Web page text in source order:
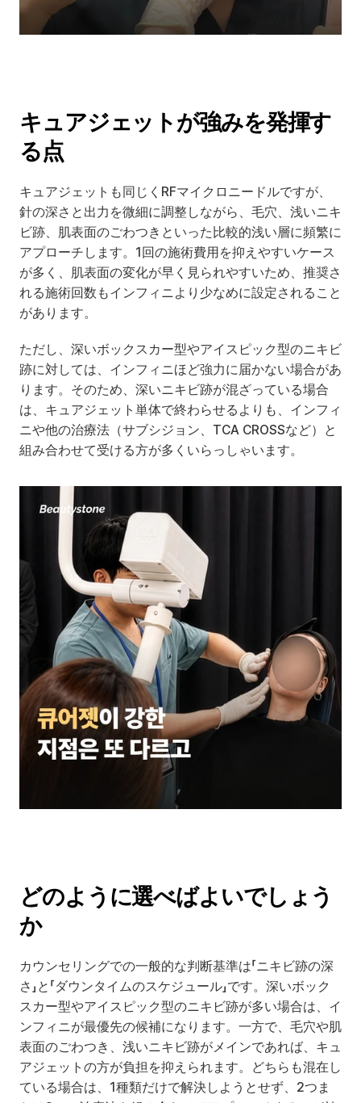
キュアジェットが強みを発揮す
る点
キュアジェットも同じくRFマイクロニードルですが、
針の深さと出力を微細に調整しながら、毛穴、浅いニキ
ビ跡、肌表面のごわつきといった比較的浅い層に頻繁に
アプローチします。1回の施術費用を抑えやすいケース
が多く、肌表面の変化が早く見られやすいため、推奨さ
れる施術回数もインフィニより少なめに設定されること
があります。
ただし、深いボックスカー型やアイスピック型のニキビ
跡に対しては、インフィニほど強力に届かない場合があ
ります。そのため、深いニキビ跡が混ざっている場合
は、キュアジェット単体で終わらせるよりも、インフィ
ニや他の治療法（サブシジョン、TCA CROSSなど）と
組み合わせて受ける方が多くいらっしゃいます。
どのように選べばよいでしょう
か
カウンセリングでの一般的な判断基準は「ニキビ跡の深
さ」と「ダウンタイムのスケジュール」です。深いボック
スカー型やアイスピック型のニキビ跡が多い場合は、イ
ンフィニが最優先の候補になります。一方で、毛穴や肌
表面のごわつき、浅いニキビ跡がメインであれば、キュ
アジェットの方が負担を抑えられます。どちらも混在し
ている場合は、1種類だけで解決しようとせず、2つま